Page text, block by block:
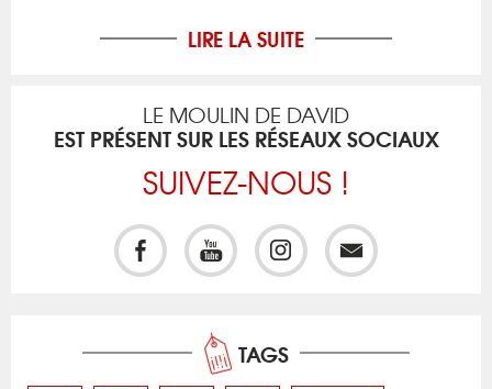
LIRE LA SUITE
LE MOULIN DE DAVID
EST PRÉSENT SUR LES RÉSEAUX SOCIAUX
SUIVEZ-NOUS !
TAGS